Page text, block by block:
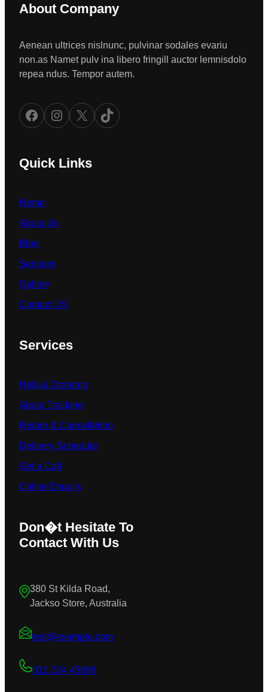
About Company
Aenean ultrices nislnunc, pulvinar sodales evariu
non.as Namet pulv ina libero fringill auctor lemnisdolo
repea ndus. Tempor autem.
Facebook Instagram X TikTok
Quick Links
Home
About Us
Blog
Services
Gallery
Contact US
Services
Help & Ordering
About Tracking
Return & Cancelletion
Delivery Schedule
Get a Call
Online Enquiry
Don�t Hesitate To
Contact With Us
380 St Kilda Road,
Jackso Store, Australia
test@example.com
012 324 45698